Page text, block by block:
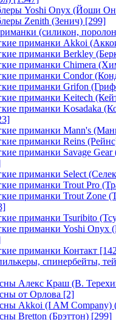
Yoshi Onyx (Йоши
Zenith (Зенич) [299]
(силикон,
приманки Akkoi
приманки Berkley
приманки Chimera
приманки Condor
приманки Grifon
приманки Keitech
приманки Kosadaka
приманки Mann's
приманки Reins
приманки Savage
приманки Select
приманки Trout Pro
приманки Trout Zone
приманки Tsuribito
приманки Yoshi
приманки Контакт
спинербейты,
Алекс Краш (В.
от Орлова [2]
Akkoi (I AM Company)
Bretton (Брэттон) [299]